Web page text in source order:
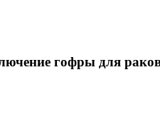
гофры для